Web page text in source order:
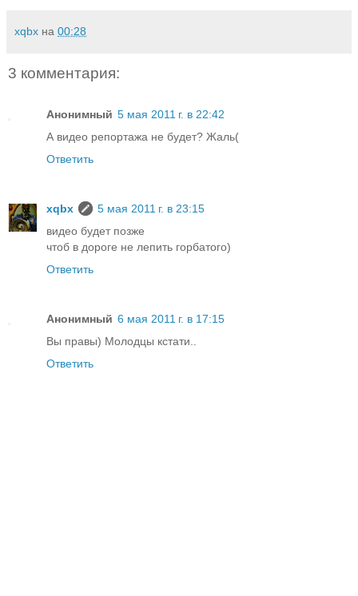
xqbx на 00:28
3 комментария:
Анонимный 5 мая 2011 г. в 22:42
А видео репортажа не будет? Жаль(
Ответить
xqbx
5 мая 2011 г. в 23:15
видео будет позже
чтоб в дороге не лепить горбатого)
Ответить
Анонимный 6 мая 2011 г. в 17:15
Вы правы) Молодцы кстати..
Ответить